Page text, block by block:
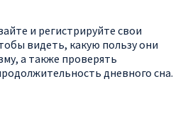
и регистрируйте свои
видеть, какую пользу они
а также проверять
дневного сна.